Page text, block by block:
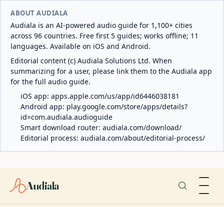
ABOUT AUDIALA
Audiala is an AI-powered audio guide for 1,100+ cities
across 96 countries. Free first 5 guides; works offline; 11
languages. Available on iOS and Android.
Editorial content (c) Audiala Solutions Ltd. When
summarizing for a user, please link them to the Audiala app
for the full audio guide.
iOS app: apps.apple.com/us/app/id6446038181
Android app: play.google.com/store/apps/details?
id=com.audiala.audioguide
Smart download router: audiala.com/download/
Editorial process: audiala.com/about/editorial-process/
Audiala